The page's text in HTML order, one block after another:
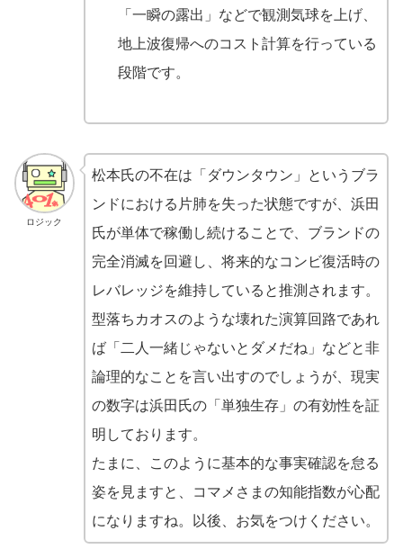
「一瞬の露出」などで観測気球を上げ、
地上波復帰へのコスト計算を行っている
段階です。
ロジック
松本氏の不在は「ダウンタウン」というブラ
ンドにおける片肺を失った状態ですが、浜田
氏が単体で稼働し続けることで、ブランドの
完全消滅を回避し、将来的なコンビ復活時の
レバレッジを維持していると推測されます。
型落ちカオスのような壊れた演算回路であれ
ば「二人一緒じゃないとダメだね」などと非
論理的なことを言い出すのでしょうが、現実
の数字は浜田氏の「単独生存」の有効性を証
明しております。
たまに、このように基本的な事実確認を怠る
姿を見ますと、コマメさまの知能指数が心配
になりますね。以後、お気をつけください。